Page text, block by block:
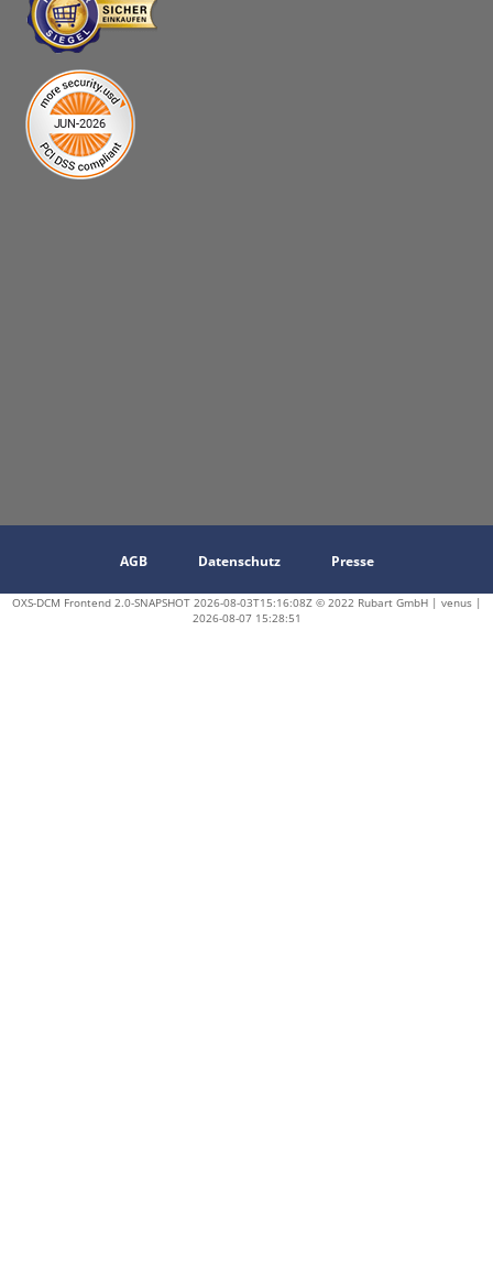
AGB Datenschutz Presse
OXS-DCM Frontend 2.0-SNAPSHOT 2026-08-03T15:16:08Z © 2022 Rubart GmbH | venus |
2026-08-07 15:28:51